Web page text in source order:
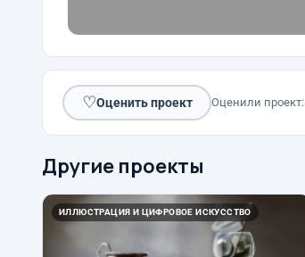
♡Оценить проект Оценили проект:
Другие проекты
ИЛЛЮСТРАЦИЯ И ЦИФРОВОЕ ИСКУССТВО